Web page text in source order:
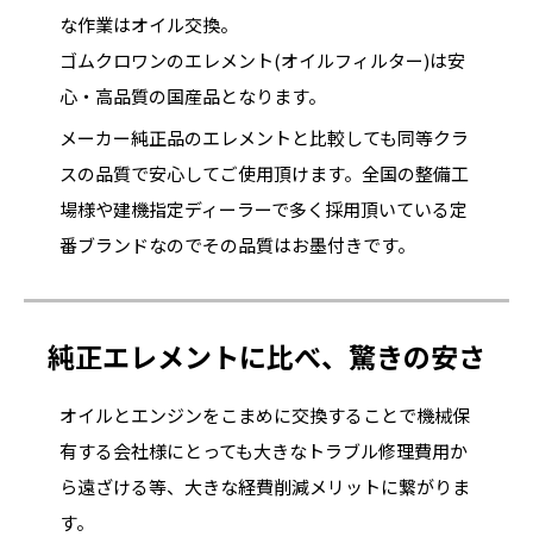
な作業はオイル交換。
ゴムクロワンのエレメント(オイルフィルター)は安
心・高品質の国産品となります。
メーカー純正品のエレメントと比較しても同等クラ
スの品質で安心してご使用頂けます。全国の整備工
場様や建機指定ディーラーで多く採用頂いている定
番ブランドなのでその品質はお墨付きです。
純正エレメントに比べ、驚きの安さ
オイルとエンジンをこまめに交換することで機械保
有する会社様にとっても大きなトラブル修理費用か
ら遠ざける等、大きな経費削減メリットに繋がりま
す。